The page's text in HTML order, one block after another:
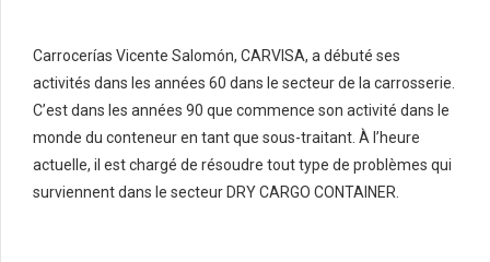
7
8
9
0
Carrocerías Vicente Salomón, CARVISA, a débuté ses
activités dans les années 60 dans le secteur de la carrosserie.
C’est dans les années 90 que commence son activité dans le
monde du conteneur en tant que sous-traitant. À l’heure
actuelle, il est chargé de résoudre tout type de problèmes qui
surviennent dans le secteur DRY CARGO CONTAINER.
00